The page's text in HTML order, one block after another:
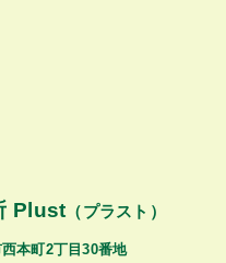
Plust （プラスト）
本町2丁目30番地